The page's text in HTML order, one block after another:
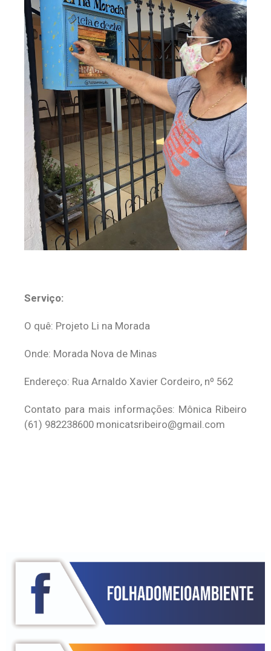
Serviço:
O quê: Projeto Li na Morada
Onde: Morada Nova de Minas
Endereço: Rua Arnaldo Xavier Cordeiro, nº 562
Contato para mais informações: Mônica Ribeiro
(61) 982238600 monicatsribeiro@gmail.com